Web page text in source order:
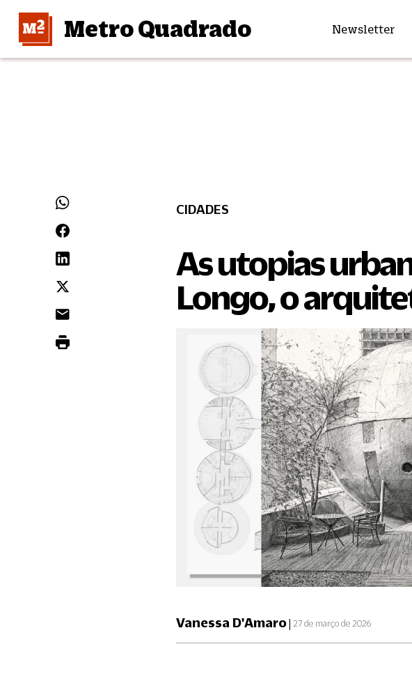
Metro Quadrado Newsletter
CIDADES
As utopias
Longo, o
Vanessa D'Amaro| 27 de março de 2026